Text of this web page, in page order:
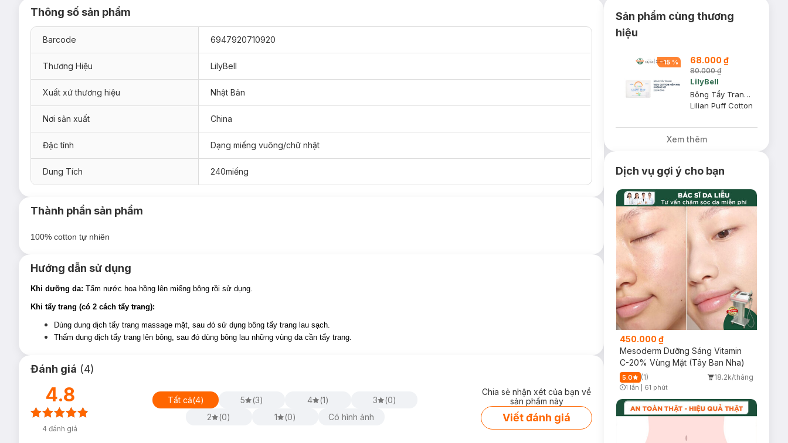
dưỡng da, dùng để lau Toner...
Hiện sản phẩm đã có mặt tại
với quy cách gói 240 miếng sử dụng được rất lâu, cực kì tiết kiệm.
Thông số sản phẩm
Barcode 6947920710920
Thương Hiệu LilyBell
Xuất xứ thương hiệu Nhật Bản
Nơi sản xuất China
Đặc tính Dạng miếng vuông/chữ nhật
Dung Tích 240miếng
Thành phần sản phẩm
100% cotton tự nhiên
Hướng dẫn sử dụng
Khi dưỡng da: Tẩm nước hoa hồng lên miếng bông rồi sử dụng.
Khi tẩy trang (có 2 cách tẩy trang):
Dùng dung dịch tẩy trang massage mặt, sau đó sử dụng bông tẩy trang lau sạch.
Thấm dung dịch tẩy trang lên bông, sau đó dùng bông lau những vùng da cần tẩy trang.
Đánh giá (4)
4.8
4 đánh giá
Tất cả(4) 5 (3) 4 (1) 3 (0)
2
(0) 1 (0) Có hình ảnh
Chia sẻ nhận xét của bạn về
sản phẩm này
Viết đánh giá
Sản phẩm cùng thương
hiệu
-15 % 68.000 ₫
80.000 ₫
LilyBell
Bông Tẩy Trang LilyBell Lilian Puff Cotton 222 Miếng
Lilian Puff Cotton
Xem thêm
Dịch vụ gợi ý cho bạn
450.000 ₫
Mesoderm Dưỡng Sáng Vitamin
C-20% Vùng Mặt (Tây Ban Nha)
5.0 (1) 18.2k/tháng
1 lần 61 phút